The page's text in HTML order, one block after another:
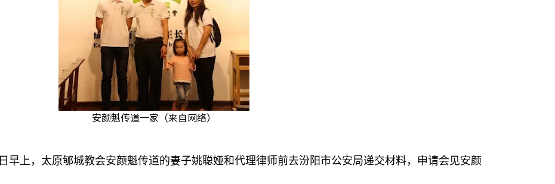
安颜魁传道一家（来自网络）
日早上，太原郇城教会安颜魁传道的妻子姚聪娅和代理律师前去汾阳市公安局递交材料，申请会见安颜